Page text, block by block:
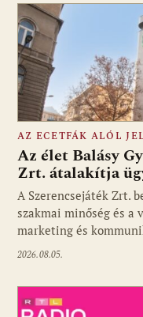
Fotó: media1.hu
AZ ECETFÁK ALÓL
Az élet Balásy
Zrt. átalakítja
A Szerencsejáték Zrt.
szakmai minőség és a
marketing és
2026.08.05.